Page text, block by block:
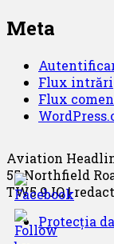
Meta
Flux intrări
Flux
Aviation
55 Northfield
TW5 9JQ |
Protecția